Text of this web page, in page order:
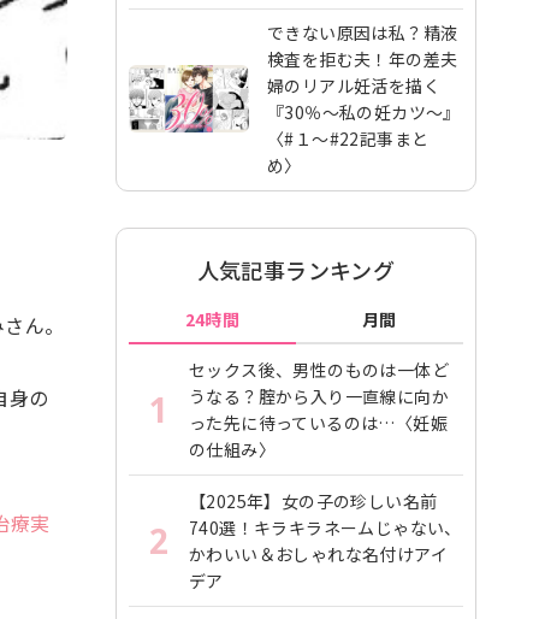
ん。
身の
療実
できない原因は私？精液
検査を拒む夫！年の差夫
婦のリアル妊活を描く
『30％～私の妊カツ～』
〈#１～#22記事まと
め〉
人気記事ランキング
24時間 月間
1
セックス後、男性のものは一体ど
うなる？腟から入り一直線に向か
った先に待っているのは…〈妊娠
の仕組み〉
2
【2025年】女の子の珍しい名前
740選！キラキラネームじゃない、
かわいい＆おしゃれな名付けアイ
デア